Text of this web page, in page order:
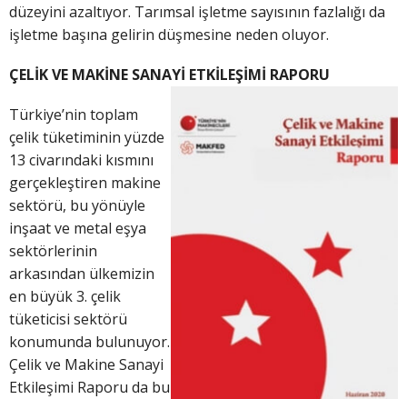
düzeyini azaltıyor. Tarımsal işletme sayısının fazlalığı da
işletme başına gelirin düşmesine neden oluyor.
ÇELİK VE MAKİNE SANAYİ ETKİLEŞİMİ RAPORU
Türkiye’nin toplam
çelik tüketiminin yüzde
13 civarındaki kısmını
gerçekleştiren makine
sektörü, bu yönüyle
inşaat ve metal eşya
sektörlerinin
arkasından ülkemizin
en büyük 3. çelik
tüketicisi sektörü
konumunda bulunuyor.
Çelik ve Makine Sanayi
Etkileşimi Raporu da bu